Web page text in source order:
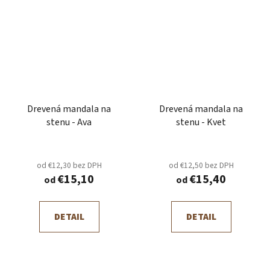
Drevená mandala na
stenu - Ava
od €12,30 bez DPH
od€15,10
DETAIL
Drevená mandala na
stenu - Kvet
od €12,50 bez DPH
od€15,40
DETAIL